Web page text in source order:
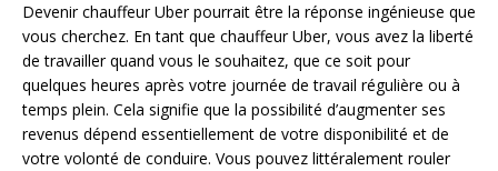
Devenir chauffeur Uber pourrait être la réponse ingénieuse que
vous cherchez. En tant que chauffeur Uber, vous avez la liberté
de travailler quand vous le souhaitez, que ce soit pour
quelques heures après votre journée de travail régulière ou à
temps plein. Cela signifie que la possibilité d’augmenter ses
revenus dépend essentiellement de votre disponibilité et de
votre volonté de conduire. Vous pouvez littéralement rouler